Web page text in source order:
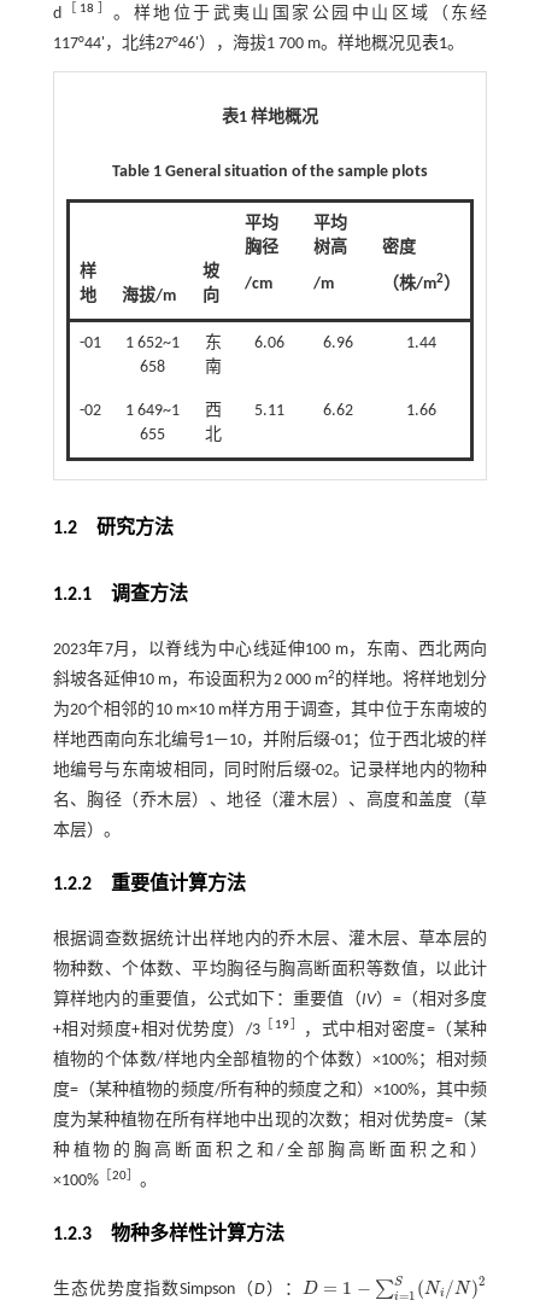
d［ 18
。样地位于武夷山国家公园中山区域（东经
117°44'，北纬27°46'），海拔1 700 m。样地概况见表1。
表1 样地概况
Table 1 General situation of the sample plots
样
地
海拔/m
坡
向
平均
胸径
/cm
平均
树高
/m
密度
（株/m2）
-01
1 652~1
658
东
南
6.06 6.96 1.44
-02
1 649~1
655
西
北
5.11 6.62 1.66
1.2 研究方法
1.2.1 调查方法
2023年7月，以脊线为中心线延伸100 m，东南、西北两向
斜坡各延伸10 m，布设面积为2 000 m2 的样地。将样地划分
为20个相邻的10 m×10 m样方用于调查，其中位于东南坡的
样地西南向东北编号1—10，并附后缀-01；位于西北坡的样
地编号与东南坡相同，同时附后缀-02。记录样地内的物种
名、胸径（乔木层）、地径（灌木层）、高度和盖度（草
本层）。
1.2.2 重要值计算方法
根据调查数据统计出样地内的乔木层、灌木层、草本层的
物种数、个体数、平均胸径与胸高断面积等数值，以此计
算样地内的重要值，公式如下：重要值（IV）=（相对多度
+相对频度+相对优势度）/3［ 19
，式中相对密度=（某种
植物的个体数/样地内全部植物的个体数）×100%；相对频
度=（某种植物的频度/所有种的频度之和）×100%，其中频
度为某种植物在所有样地中出现的次数；相对优势度=（某
种植物的胸高断面积之和/全部胸高断面积之和）
×100%
20］ 。
1.2.3 物种多样性计算方法
生态优势度指数Simpson（D）： D = 1 − ∑S
i=1 (Ni /N)2
D= 1-∑i= 1S (N i/N)2